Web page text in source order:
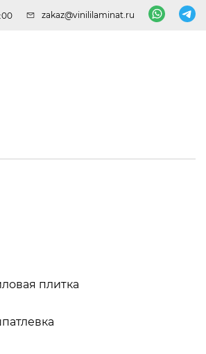
zakaz@vinililaminat.ru
плитка